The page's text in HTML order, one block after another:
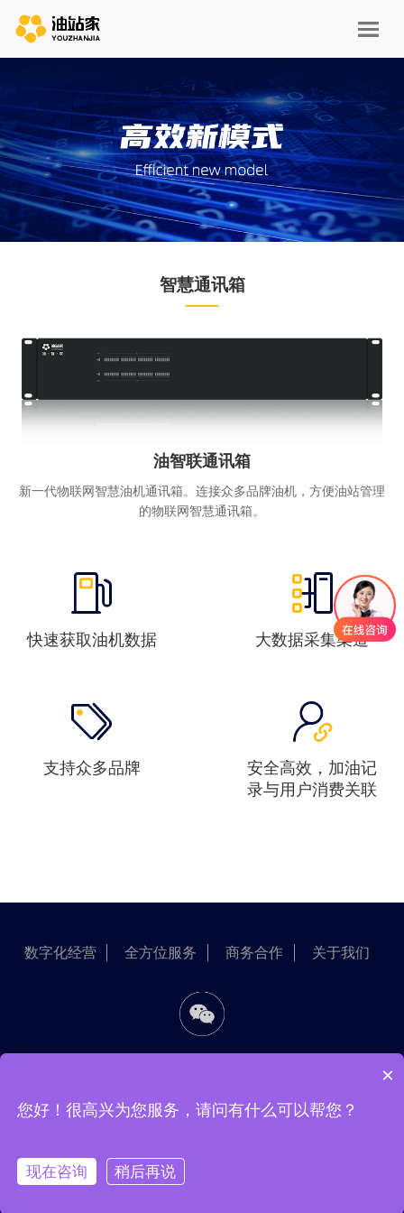
智慧通讯箱
油智联通讯箱
新一代物联网智慧油机通讯箱。连接众多品牌油机，方便油站管理
的物联网智慧通讯箱。
快速获取油机数据 大数据采集渠道
支持众多品牌
安全高效，加油记
录与用户消费关联
数字化经营 全方位服务 商务合作 关于我们
深圳市宝安区新安街道龙井社区建安一路9号恒明珠金融大厦
Copyright ©2020深圳市风行趋势科技有限公司
×
您好！很高兴为您服务，请问有什么可以帮您？
现在咨询 稍后再说